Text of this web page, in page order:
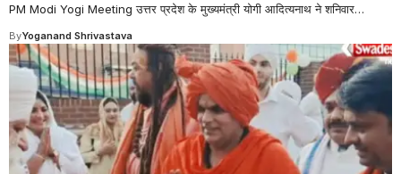
PM Modi Yogi Meeting उत्तर प्रदेश के मुख्यमंत्री योगी आदित्यनाथ ने शनिवार…
ByYoganand Shrivastava